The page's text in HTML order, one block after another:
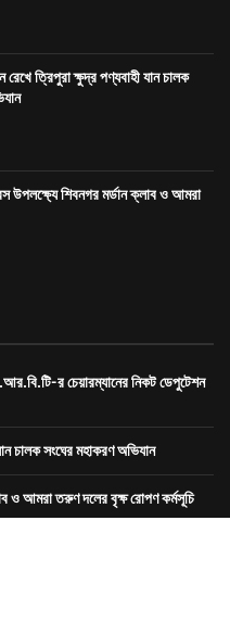
চালক সংঘের মহাকরণ অভিযান
ও আমরা তরুণ দলের বৃক্ষ রোপণ কর্মসূচি
SOLUTION
দেশ বিদেশ
বিনোদন
connect Bengali